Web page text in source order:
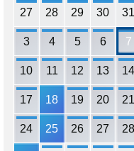
27 28 29 30 31
3 4 5 6 7
10 11 12 13 14
17 18 19 20 21
24 25 26 27 28